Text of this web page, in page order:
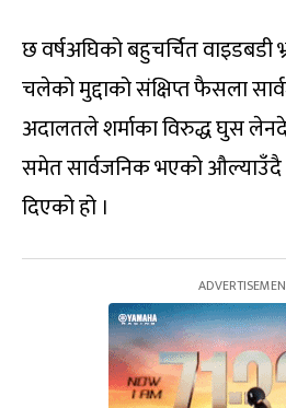
छ वर्षअघिको बहुचर्चित वाइडबडी
चलेको मुद्दाको संक्षिप्त फैसला
अदालतले शर्माका विरुद्ध घुस
समेत सार्वजनिक भएको औल्याउँदै
दिएको हो ।